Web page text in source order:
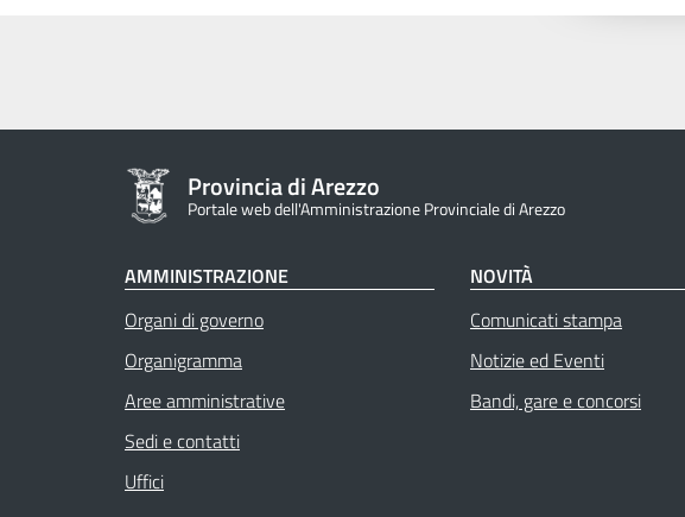
Provincia di Arezzo
Portale web dell'Amministrazione Provinciale di Arezzo
AMMINISTRAZIONE
Organi di governo
Organigramma
Aree amministrative
Sedi e contatti
Uffici
NOVITÀ
Comunicati stampa
Notizie ed Eventi
Bandi, gare e concorsi